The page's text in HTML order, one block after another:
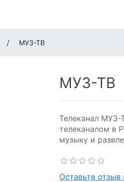
/ МУЗ-ТВ
МУЗ-ТВ
Телеканал
телеканалом в
музыку и
Оставьте